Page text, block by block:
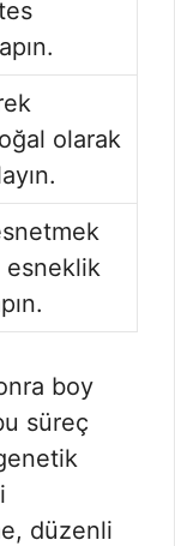
olarak
esneklik
boy
süreç
düzenli